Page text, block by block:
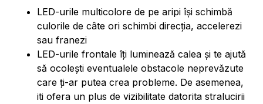
LED-urile multicolore de pe aripi își schimbă
culorile de câte ori schimbi direcția, accelerezi
sau franezi
LED-urile frontale îți luminează calea și te ajută
să ocolești eventualele obstacole neprevăzute
care ți-ar putea crea probleme. De asemenea,
iti ofera un plus de vizibilitate datorita stralucirii